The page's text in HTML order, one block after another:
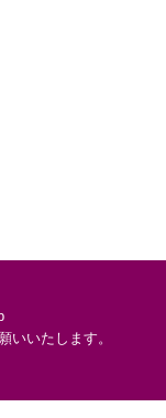
いたします。